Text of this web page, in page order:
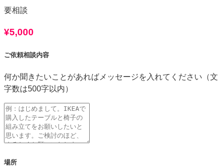
要相談
¥5,000
ご依頼相談内容
何か聞きたいことがあればメッセージを入れてください（文
字数は500字以内）
場所